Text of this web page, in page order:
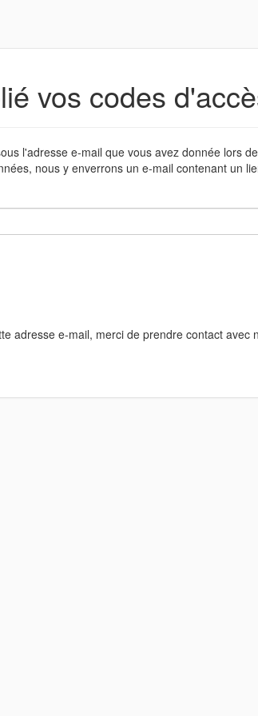
vos codes
l'adresse e-mail que vous avez donnée lors
nous y enverrons un e-mail contenant un
adresse e-mail, merci de prendre contact avec